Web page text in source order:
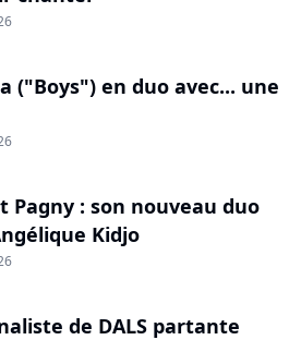
("Boys") en duo avec... une
Pagny : son nouveau duo
Kidjo
de DALS partante